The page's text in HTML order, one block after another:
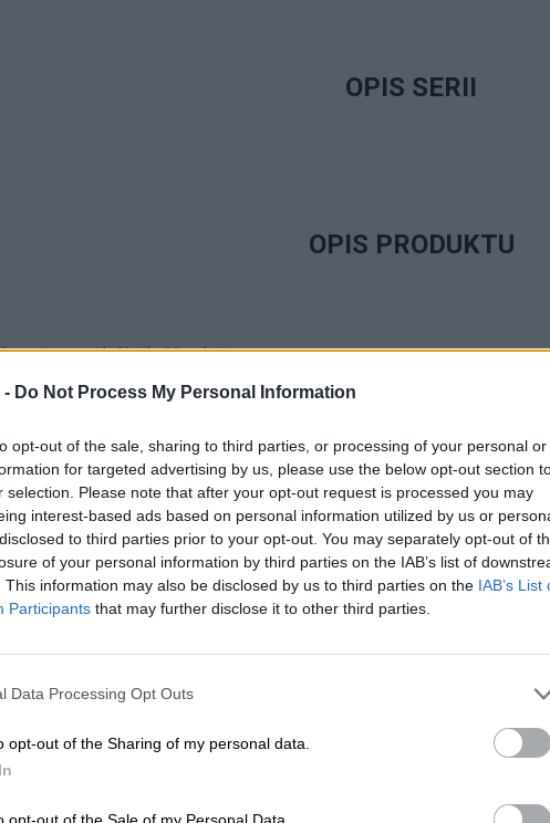
- Do Not Process My Personal Information
opt-out of the sale, sharing to third parties, or processing of your personal or
for targeted advertising by us, please use the below opt-out section
selection. Please note that after your opt-out request is processed you may
interest-based ads based on personal information utilized by us or
to third parties prior to your opt-out. You may separately opt-out of
of your personal information by third parties on the IAB’s list of
This information may also be disclosed by us to third parties on the IAB’s List
Participants that may further disclose it to other third parties.
Data Processing Opt Outs
opt-out of the Sharing of my personal data.
opt-out of the Sale of my Personal Data.
OPIS SERII
OPIS PRODUKTU
provided by the Manufacturer
Gaming 3 Gen 7 (15, AMD)
cały dzień i noc dzięki najnowszym procesorom do
mobilnych AMD Ryzen serii 6000. Ciesz się grami na
poziomie dzięki procesorom graficznym NVIDIA®
RTX™ . Zachowaj spokój i niską temperaturę
dzięki nowemu i ulepszonemu systemowi
Quad Vent. 15,6-calowy z wysoką częstotliwością
RAM DDR5 i pamięć masowa, przygotowane z
przyszłości i długotrwałym działaniu.